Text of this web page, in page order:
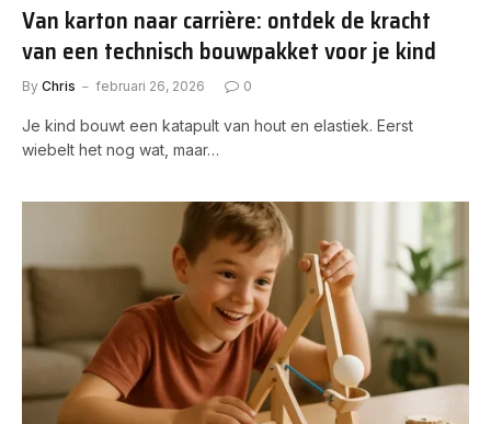
Van karton naar carrière: ontdek de kracht
van een technisch bouwpakket voor je kind
By Chris februari 26, 2026 0
Je kind bouwt een katapult van hout en elastiek. Eerst
wiebelt het nog wat, maar…